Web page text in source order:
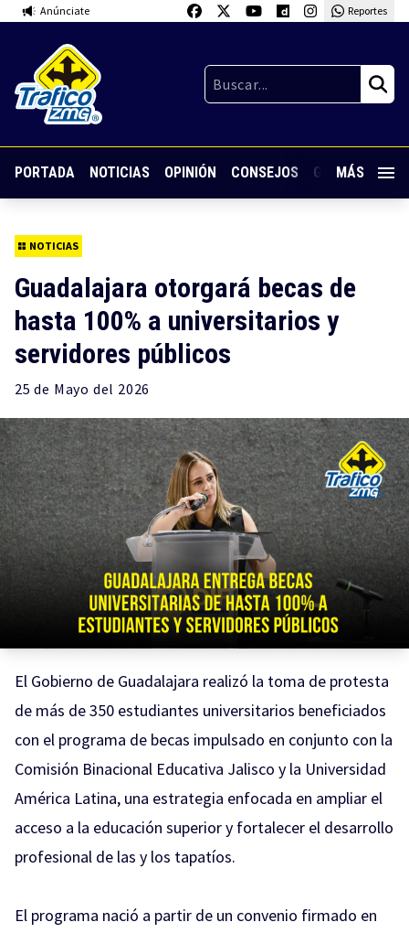
Anúnciate Reportes
PORTADA NOTICIAS OPINIÓN CONSEJOS GUARDIA
MÁS
NOTICIAS
Guadalajara otorgará becas de
hasta 100% a universitarios y
servidores públicos
25 de Mayo del 2026
El Gobierno de Guadalajara realizó la toma de protesta
de más de 350 estudiantes universitarios beneficiados
con el programa de becas impulsado en conjunto con la
Comisión Binacional Educativa Jalisco y la Universidad
América Latina, una estrategia enfocada en ampliar el
acceso a la educación superior y fortalecer el desarrollo
profesional de las y los tapatíos.
El programa nació a partir de un convenio firmado en